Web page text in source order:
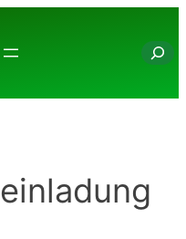
einladung